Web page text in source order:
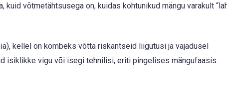
võtmetähtsusega on, kuidas kohtunikud mängu varakult
kellel on kombeks võtta riskantseid liigutusi ja vajadusel
isiklikke vigu või isegi tehnilisi, eriti pingelises mängufaasis.